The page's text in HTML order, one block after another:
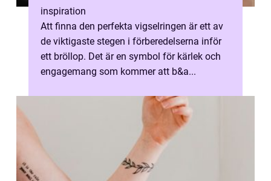
inspiration
Att finna den perfekta vigselringen är ett av
de viktigaste stegen i förberedelserna inför
ett bröllop. Det är en symbol för kärlek och
engagemang som kommer att b&a...